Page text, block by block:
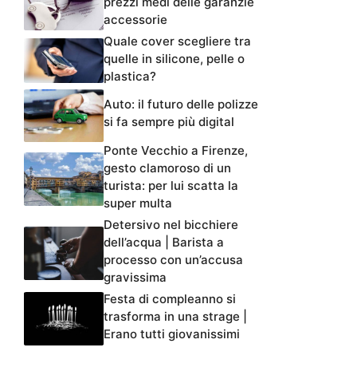
accessorie
Quale cover scegliere tra
quelle in silicone, pelle o
plastica?
Auto: il futuro delle polizze
si fa sempre più digital
Ponte Vecchio a Firenze,
gesto clamoroso di un
turista: per lui scatta la
super multa
Detersivo nel bicchiere
dell’acqua | Barista a
processo con un’accusa
gravissima
Festa di compleanno si
trasforma in una strage |
Erano tutti giovanissimi